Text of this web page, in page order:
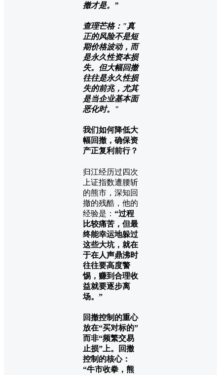
撤才是。”
查理芒格："真
正的风险不是短
期价格波动，而
是永久性资本损
失。但大幅回撤
往往是永久性损
失的前兆，尤其
是当企业基本面
恶化时。"
我们如何降低大
幅回撤，确保资
产正复利前行？
归江经历过四次
上证指数遭腰斩
的熊市，深知回
撤的残酷，他的
经验是： “过程
比较痛苦，但最
终能幸运地躲过
这些大坑，就在
于在人声鼎沸时
往往要高度警
惕，赚到合理收
益就要逐步离
场。”
回撤控制的重心
放在“买对标的”
而非“频繁交易
止损”上。回撤
控制的核心：
“牛市收拳，熊